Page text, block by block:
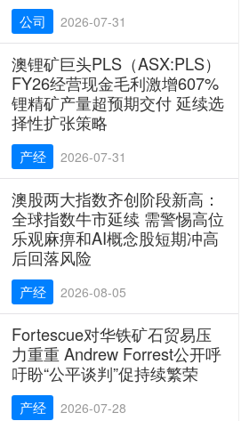
公司 2026-07-31
澳锂矿巨头PLS（ASX:PLS）
FY26经营现金毛利激增607%
锂精矿产量超预期交付 延续选
择性扩张策略
产经 2026-07-31
澳股两大指数齐创阶段新高：
全球指数牛市延续 需警惕高位
乐观麻痹和AI概念股短期冲高
后回落风险
产经 2026-08-05
Fortescue对华铁矿石贸易压
力重重 Andrew Forrest公开呼
吁盼“公平谈判”促持续繁荣
产经 2026-07-28